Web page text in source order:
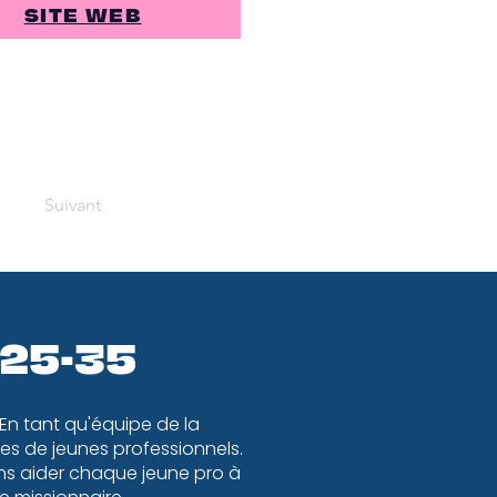
SITE WEB
Suivant
35
tant qu'équipe de la
de jeunes professionnels.
aider chaque jeune pro à